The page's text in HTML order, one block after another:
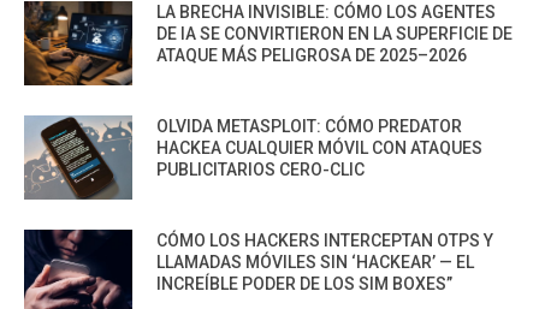
LA BRECHA INVISIBLE: CÓMO LOS AGENTES
DE IA SE CONVIRTIERON EN LA SUPERFICIE DE
ATAQUE MÁS PELIGROSA DE 2025–2026
OLVIDA METASPLOIT: CÓMO PREDATOR
HACKEA CUALQUIER MÓVIL CON ATAQUES
PUBLICITARIOS CERO-CLIC
CÓMO LOS HACKERS INTERCEPTAN OTPS Y
LLAMADAS MÓVILES SIN ‘HACKEAR’ — EL
INCREÍBLE PODER DE LOS SIM BOXES”